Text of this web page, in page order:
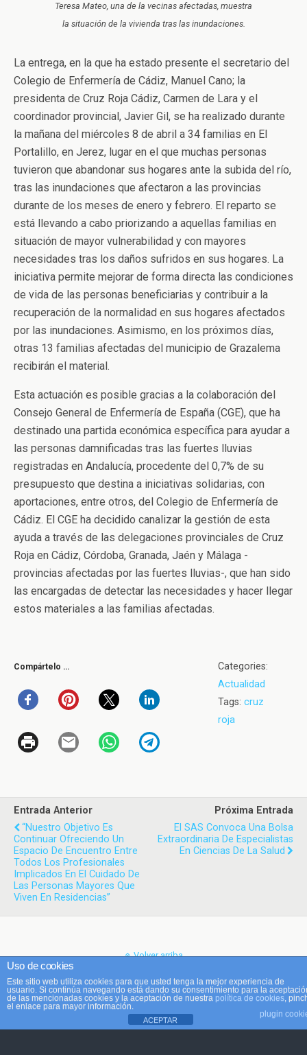
Teresa Mateo, una de la vecinas afectadas, muestra
la situación de la vivienda tras las inundaciones.
La entrega, en la que ha estado presente el secretario del
Colegio de Enfermería de Cádiz, Manuel Cano; la
presidenta de Cruz Roja Cádiz, Carmen de Lara y el
coordinador provincial, Javier Gil, se ha realizado durante
la mañana del miércoles 8 de abril a 34 familias en El
Portalillo, en Jerez, lugar en el que muchas personas
tuvieron que abandonar sus hogares ante la subida del río,
tras las inundaciones que afectaron a las provincias
durante de los meses de enero y febrero. El reparto se
está llevando a cabo priorizando a aquellas familias en
situación de mayor vulnerabilidad y con mayores
necesidades tras los daños sufridos en sus hogares. La
iniciativa permite mejorar de forma directa las condiciones
de vida de las personas beneficiarias y contribuir a la
recuperación de la normalidad en sus hogares afectados
por las inundaciones. Asimismo, en los próximos días,
otras 13 familias afectadas del municipio de Grazalema
recibirán el material.
Esta actuación es posible gracias a la colaboración del
Consejo General de Enfermería de España (CGE), que ha
destinado una partida económica específica para ayudar a
las personas damnificadas tras las fuertes lluvias
registradas en Andalucía, procedente del 0,7% de su
presupuesto que destina a iniciativas solidarias, con
aportaciones, entre otros, del Colegio de Enfermería de
Cádiz. El CGE ha decidido canalizar la gestión de esta
ayuda a través de las delegaciones provinciales de Cruz
Roja en Cádiz, Córdoba, Granada, Jaén y Málaga -
provincias afectadas por las fuertes lluvias-, que han sido
las encargadas de detectar las necesidades y hacer llegar
estos materiales a las familias afectadas.
Compártelo …
Categories:
Actualidad
Tags: cruz
roja
Entrada Anterior
“Nuestro Objetivo Es
Continuar Ofreciendo Un
Espacio De Encuentro Entre
Todos Los Profesionales
Implicados En El Cuidado De
Las Personas Mayores Que
Viven En Residencias”
Próxima Entrada
El SAS Convoca Una Bolsa
Extraordinaria De Especialistas
En Ciencias De La Salud
Volver arriba
Móvil Escritorio
Uso de cookies
Este sitio web utiliza cookies para que usted tenga la mejor experiencia de
usuario. Si continúa navegando está dando su consentimiento para la
de las mencionadas cookies y la aceptación de nuestra política de cookies ,
el enlace para mayor información.
plugin
ACEPTAR